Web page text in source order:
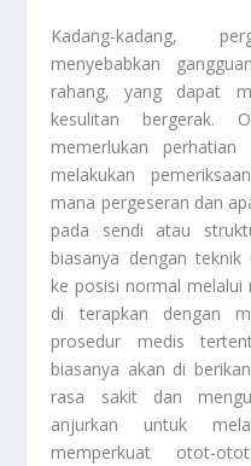
Kadang-kadang,
menyebabkan
rahang, yang dapat
kesulitan bergerak.
memerlukan
melakukan
mana pergeseran dan
pada sendi atau
biasanya dengan
ke posisi normal melalui
di terapkan dengan
prosedur medis
biasanya akan di
rasa sakit dan
anjurkan untuk
memperkuat otot-